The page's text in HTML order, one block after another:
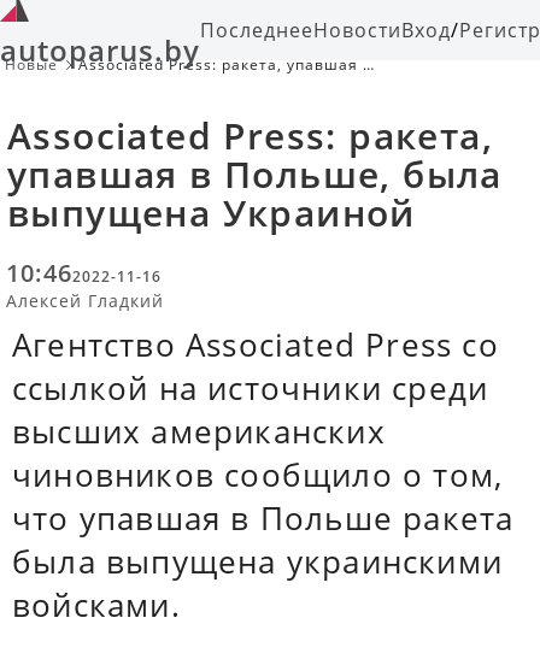
autoparus.byПоследнееНовостиВход/
Новые
Associated Press: ракета, упавшая в
Associated Press: ракета,
упавшая в Польше, была
выпущена Украиной
10:462022-11-16
Алексей Гладкий
Агентство Associated Press со
ссылкой на источники среди
высших американских
чиновников сообщило о том,
что упавшая в Польше ракета
была выпущена украинскими
войсками.